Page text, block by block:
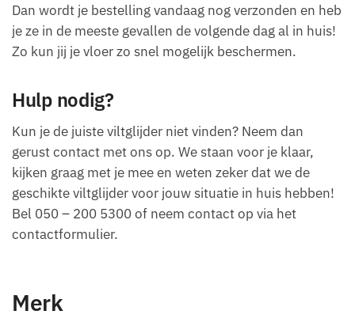
Dan wordt je bestelling vandaag nog verzonden en heb
je ze in de meeste gevallen de volgende dag al in huis!
Zo kun jij je vloer zo snel mogelijk beschermen.
Hulp nodig?
Kun je de juiste viltglijder niet vinden? Neem dan
gerust contact met ons op. We staan voor je klaar,
kijken graag met je mee en weten zeker dat we de
geschikte viltglijder voor jouw situatie in huis hebben!
Bel 050 – 200 5300 of neem contact op via het
contactformulier.
Merk